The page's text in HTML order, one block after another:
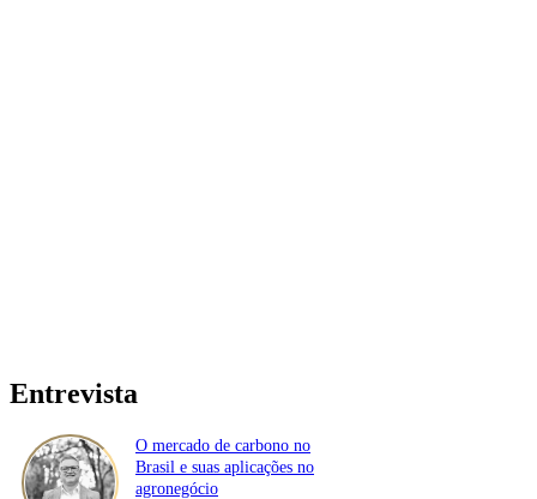
Entrevista
O mercado de carbono no
Brasil e suas aplicações no
agronegócio